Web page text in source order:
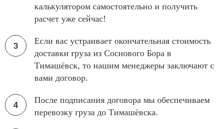
калькулятором самостоятельно и получить
расчет уже сейчас!
Если вас устраивает окончательная стоимость
доставки груза из Соснового Бора в
Тимашёвск, то нашим менеджеры заключают с
вами договор.
После подписания договора мы обеспечиваем
перевозку груза до Тимашёвска.